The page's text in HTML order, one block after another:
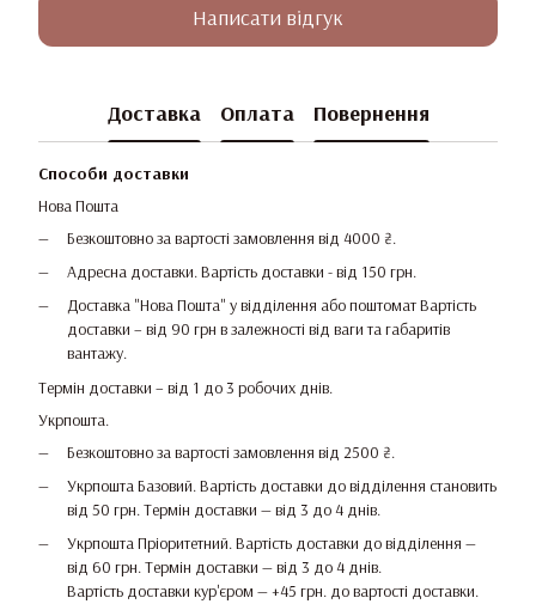
Написати відгук
Доставка Оплата Повернення
Способи доставки
Нова Пошта
Безкоштовно за вартості замовлення від 4000 ₴.
Адресна доставки. Вартість доставки - від 150 грн.
Доставка "Нова Пошта" у відділення або поштомат Вартість
доставки – від 90 грн в залежності від ваги та габаритів
вантажу.
Термін доставки – від 1 до 3 робочих днів.
Укрпошта.
Безкоштовно за вартості замовлення від 2500 ₴.
Укрпошта Базовий. Вартість доставки до відділення становить
від 50 грн. Термін доставки — від 3 до 4 днів.
Укрпошта Пріоритетний. Вартість доставки до відділення —
від 60 грн. Термін доставки — від 3 до 4 днів.
Вартість доставки кур'єром — +45 грн. до вартості доставки.